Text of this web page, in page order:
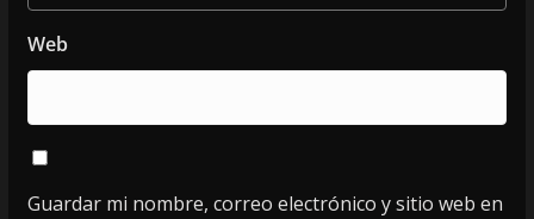
Web
Guardar mi nombre, correo electrónico y sitio web en